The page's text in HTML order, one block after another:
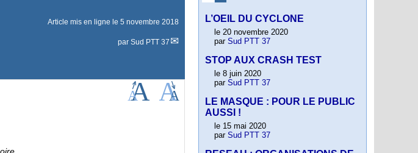
Article mis en ligne le 5 novembre 2018
par Sud PTT 37
L’OEIL DU CYCLONE
le 20 novembre 2020
par Sud PTT 37
STOP AUX CRASH TEST
le 8 juin 2020
par Sud PTT 37
LE MASQUE : POUR LE PUBLIC
AUSSI !
le 15 mai 2020
par Sud PTT 37